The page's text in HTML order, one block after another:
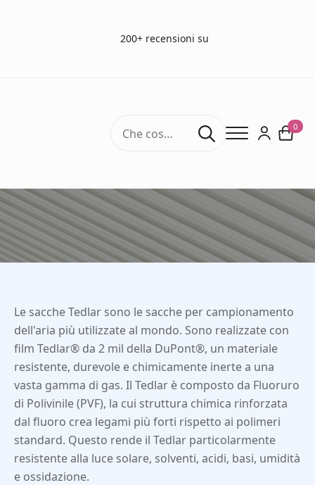
200+ recensioni su
Search
for:
0
Le sacche Tedlar sono le sacche per campionamento
dell'aria più utilizzate al mondo. Sono realizzate con
film Tedlar® da 2 mil della DuPont®, un materiale
resistente, durevole e chimicamente inerte a una
vasta gamma di gas. Il Tedlar è composto da Fluoruro
di Polivinile (PVF), la cui struttura chimica rinforzata
dal fluoro crea legami più forti rispetto ai polimeri
standard. Questo rende il Tedlar particolarmente
resistente alla luce solare, solventi, acidi, basi, umidità
e ossidazione.